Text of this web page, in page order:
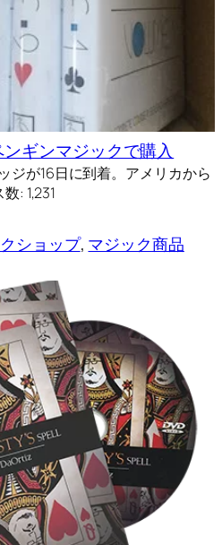
ギンマジックで購入
ジが16日に到着。アメリカから
: 1,231
ショップ, マジック商品